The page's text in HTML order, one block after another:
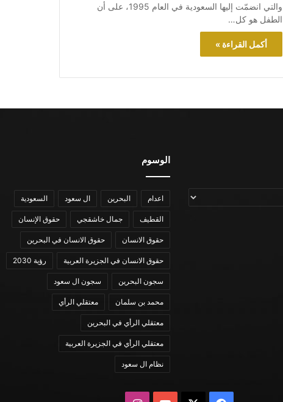
والتي انضمّت إليها السعودية في العام 1995، على أن
الطفل هو كل…
أكمل القراءة »
الوسوم
اعدام البحرين ال سعود السعودية
القطيف جمال خاشقجي حقوق الإنسان
حقوق الانسان حقوق الانسان في البحرين
حقوق الانسان في الجزيرة العربية رؤية 2030
سجون البحرين سجون ال سعود
محمد بن سلمان معتقلي الرأي
معتقلي الرأي في البحرين
معتقلي الرأي في الجزيرة العربية
نظام ال سعود